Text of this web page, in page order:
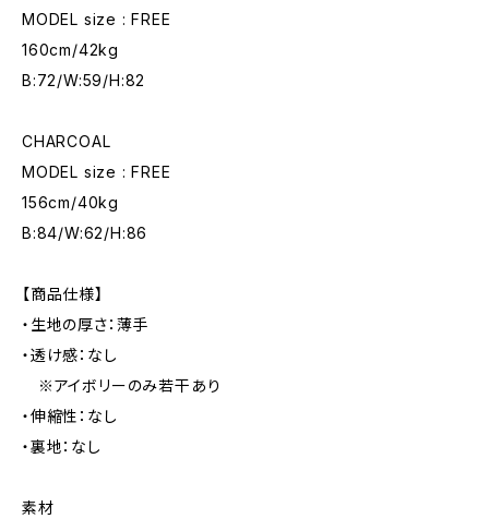
MODEL size : FREE
160cm/42kg
B:72/W:59/H:82
CHARCOAL
MODEL size : FREE
156cm/40kg
B:84/W:62/H:86
【商品仕様】
・生地の厚さ：薄手
・透け感：なし
※アイボリーのみ若干あり
・伸縮性：なし
・裏地：なし
素材